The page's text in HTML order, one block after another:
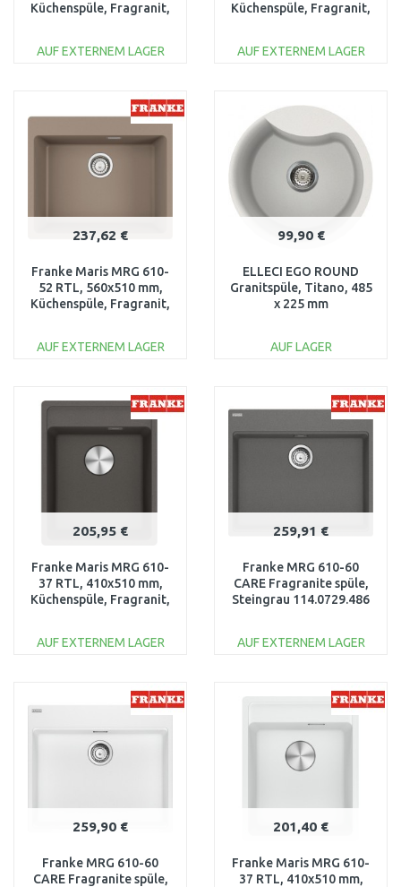
Küchenspüle, Fragranit,
AUF EXTERNEM LAGER
Vergleichen
Küchenspüle, Fragranit,
AUF EXTERNEM LAGER
Vergleichen
237,62 €
Franke Maris MRG 610-
52 RTL, 560x510 mm,
Küchenspüle, Fragranit,
AUF EXTERNEM LAGER
Vergleichen
99,90 €
ELLECI EGO ROUND
Granitspüle, Titano, 485
x 225 mm
AUF LAGER
Vergleichen
205,95 €
Franke Maris MRG 610-
37 RTL, 410x510 mm,
Küchenspüle, Fragranit,
AUF EXTERNEM LAGER
259,91 €
Franke MRG 610-60
CARE Fragranite spüle,
Steingrau 114.0729.486
AUF EXTERNEM LAGER
259,90 €
Franke MRG 610-60
CARE Fragranite spüle,
201,40 €
Franke Maris MRG 610-
37 RTL, 410x510 mm,